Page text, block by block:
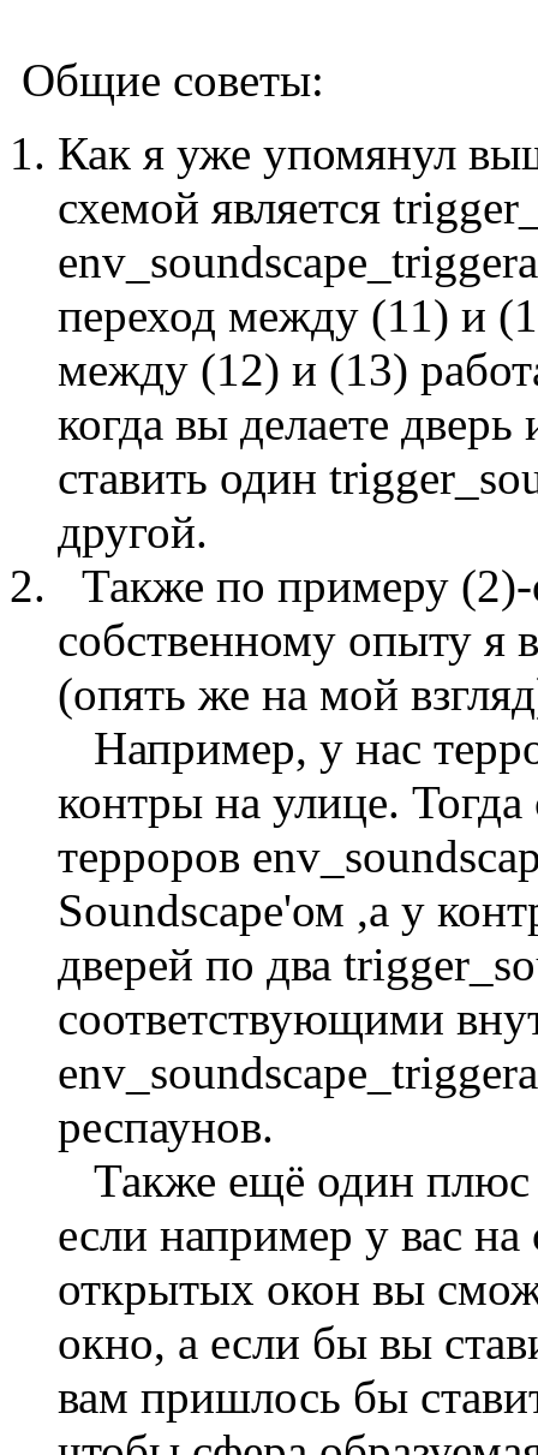
Общие советы:
Как я уже упомянул
схемой является
переход между (11) и
между (12) и (13)
когда вы делаете
ставить один
другой.
Также по примеру
собственному опыту я
(опять же на мой
Например, у нас
контры на улице.
терроров
Soundscape'ом ,а у
дверей по два
соответствующими
респаунов.
Также ещё один плюс
если например у вас
открытых окон вы
окно, а если бы вы
вам пришлось бы